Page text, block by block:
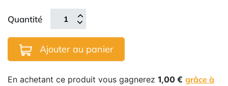
Quantité
Ajouter au panier
En achetant ce produit vous gagnerez 1,00 € grâce à